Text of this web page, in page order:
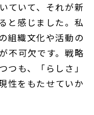
ていて、それが新
と感じました。私
組織文化や活動の
不可欠です。戦略
つも、「らしさ」
性をもたせていか